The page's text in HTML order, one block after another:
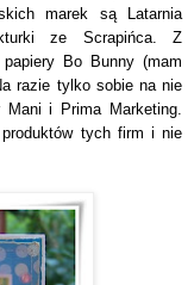
marek są Latarnia
ze Scrapińca. Z
Bo Bunny (mam
razie tylko sobie na nie
i Prima Marketing.
tych firm i nie